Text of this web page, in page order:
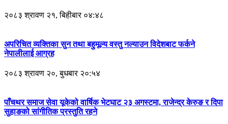
२०८३ श्रावण २१, बिहीबार ०४:४८
अपरिचित व्यक्तिका सुन तथा बहुमूल्य वस्तु नल्याउन विदेशबाट फर्कने
नेपालीलाई आग्रह
२०८३ श्रावण २०, बुधबार २०:५४
पाँचथर समाज सेवा यूकेको वार्षिक भेटघाट २३ अगस्टमा, राजेन्द्र केरुङ र दिपा
सुहाङको सांगीतिक प्रस्तुति रहने